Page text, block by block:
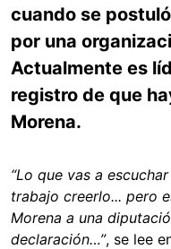
cuando se
por una
Actualmente es
registro de que
Morena.
“Lo que vas a
trabajo creerlo... pero
Morena a una
declaración…”, se lee